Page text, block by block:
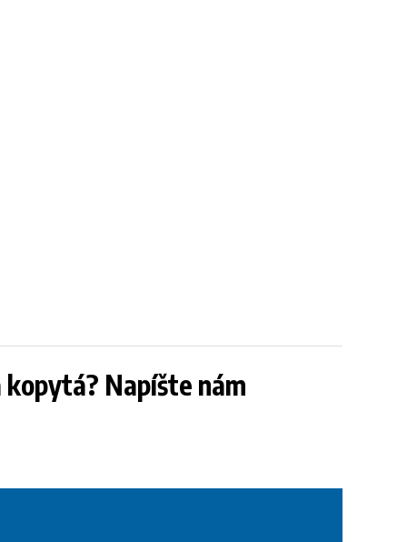
Napíšte nám